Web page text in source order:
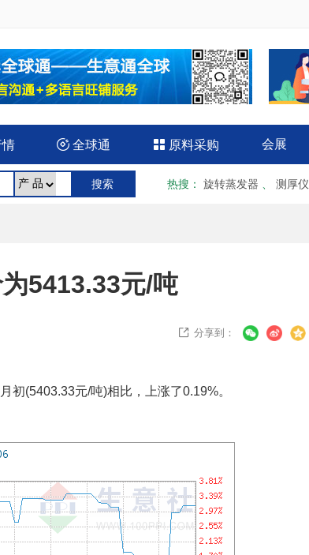
 全球通  原料采购 会展
热搜 ： 旋转蒸发器 测厚仪
5413.33元/吨
 分享到：
初(5403.33元/吨)相比，上涨了0.19%。